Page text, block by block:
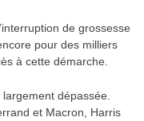
de grossesse
pour des milliers
à cette démarche.
dépassée.
et Macron, Harris